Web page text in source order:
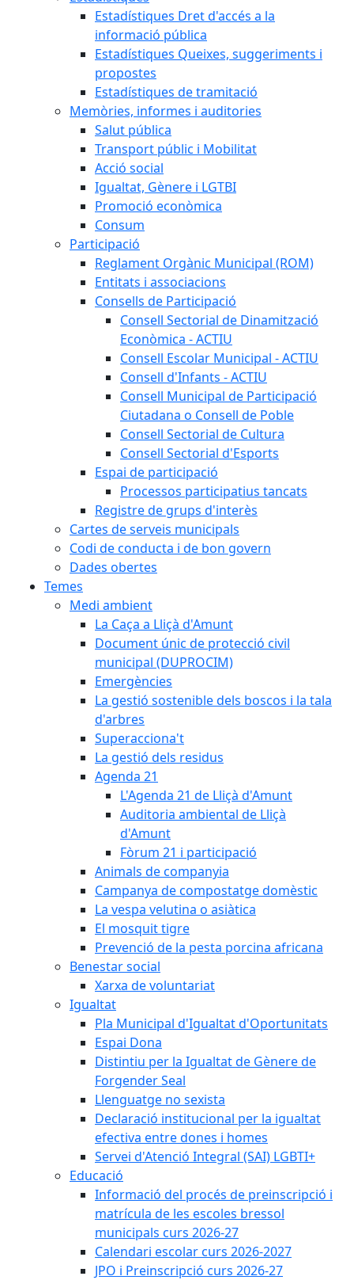
Estadístiques Dret d'accés a la
informació pública
Estadístiques Queixes, suggeriments i
propostes
Estadístiques de tramitació
Memòries, informes i auditories
Salut pública
Transport públic i Mobilitat
Acció social
Igualtat, Gènere i LGTBI
Promoció econòmica
Consum
Participació
Reglament Orgànic Municipal (ROM)
Entitats i associacions
Consells de Participació
Consell Sectorial de Dinamització
Econòmica - ACTIU
Consell Escolar Municipal - ACTIU
Consell d'Infants - ACTIU
Consell Municipal de Participació
Ciutadana o Consell de Poble
Consell Sectorial de Cultura
Consell Sectorial d'Esports
Espai de participació
Processos participatius tancats
Registre de grups d'interès
Cartes de serveis municipals
Codi de conducta i de bon govern
Dades obertes
Temes
Medi ambient
La Caça a Lliçà d'Amunt
Document únic de protecció civil
municipal (DUPROCIM)
Emergències
La gestió sostenible dels boscos i la tala
d'arbres
Superacciona't
La gestió dels residus
Agenda 21
L'Agenda 21 de Lliçà d'Amunt
Auditoria ambiental de Lliçà
d'Amunt
Fòrum 21 i participació
Animals de companyia
Campanya de compostatge domèstic
La vespa velutina o asiàtica
El mosquit tigre
Prevenció de la pesta porcina africana
Benestar social
Xarxa de voluntariat
Igualtat
Pla Municipal d'Igualtat d'Oportunitats
Espai Dona
Distintiu per la Igualtat de Gènere de
Forgender Seal
Llenguatge no sexista
Declaració institucional per la igualtat
efectiva entre dones i homes
Servei d'Atenció Integral (SAI) LGBTI+
Educació
Informació del procés de preinscripció i
matrícula de les escoles bressol
municipals curs 2026-27
Calendari escolar curs 2026-2027
JPO i Preinscripció curs 2026-27